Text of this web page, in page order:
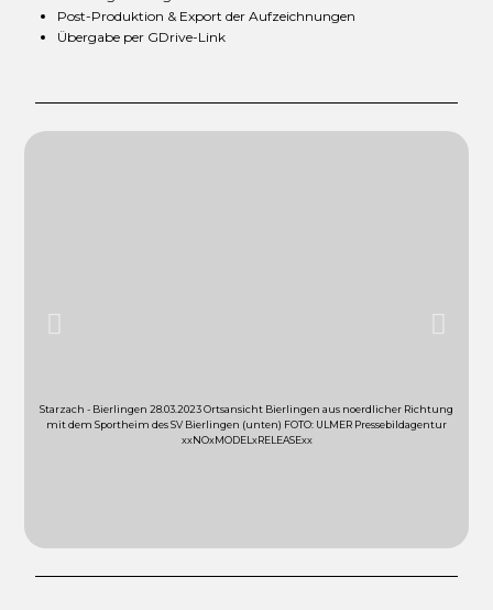
Post-Produktion & Export der Aufzeichnungen
Übergabe per GDrive-Link
Starzach - Bierlingen 28.03.2023 Ortsansicht Bierlingen aus noerdlicher Richtung
mit dem Sportheim des SV Bierlingen (unten) FOTO: ULMER Pressebildagentur
xxNOxMODELxRELEASExx